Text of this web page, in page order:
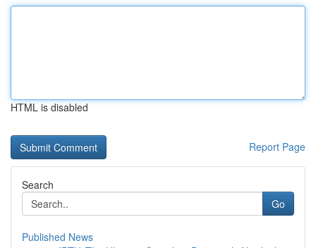
HTML is disabled
Report Page
Search
Go
Published News